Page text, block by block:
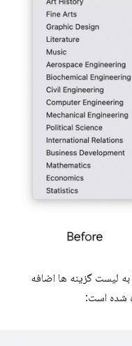
به لیست گزینه ها اضافه